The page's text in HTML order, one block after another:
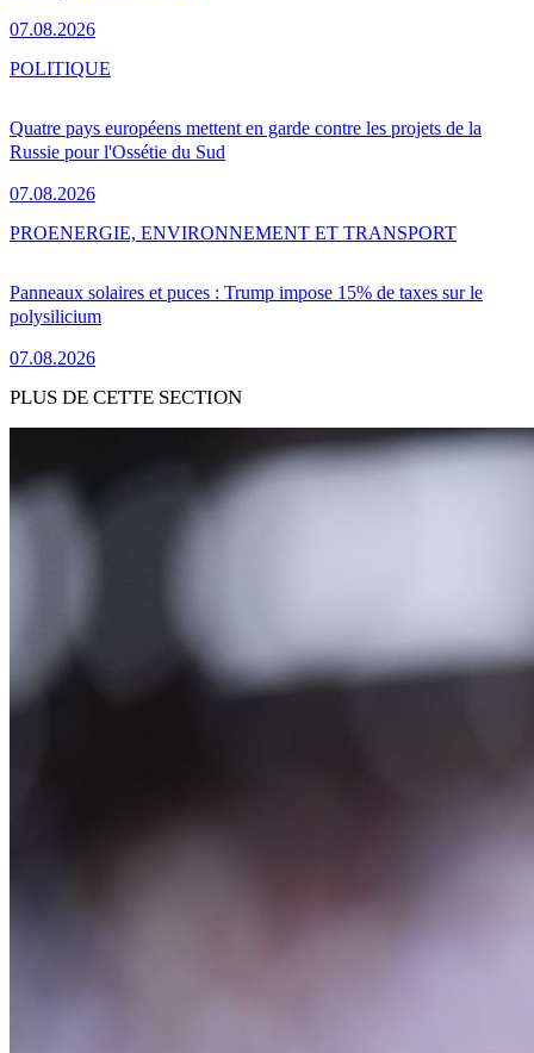
07.08.2026
Quatre pays européens mettent en garde contre les projets de la
Russie pour l'Ossétie du Sud
07.08.2026
POLITIQUE
Panneaux solaires et puces : Trump impose 15% de taxes sur le
polysilicium
07.08.2026
PROENERGIE, ENVIRONNEMENT ET TRANSPORT
PLUS DE CETTE SECTION